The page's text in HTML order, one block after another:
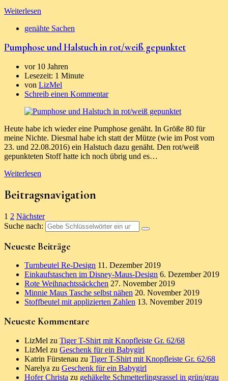
Weiterlesen
genähte Sachen
Pumphose und Halstuch in rot/weiß gepunktet
vor 10 Jahren
Lesezeit: 1 Minute
von LizMel
Schreib einen Kommentar
Heute habe ich wieder eine Pumphose genäht. In Größe 80 für
meine Nichte. Diesmal habe ich statt der Mütze (wie im Post vom
23. und 22.08.2016) ein Halstuch dazu genäht. Den rot/weiß
gepunkteten Stoff hatte ich noch übrig und es…
Weiterlesen
Beitragsnavigation
1 2 Nächster
Suche nach:
Neueste Beiträge
Turnbeutel Re-Design 11. Dezember 2019
Einkaufstaschen im Disney-Maus-Design 6. Dezember 2019
Rote Weihnachtssäckchen 27. November 2019
Minnie Maus Tasche selbst nähen 20. November 2019
Stoffbeutel mit applizierten Zahlen 13. November 2019
Neueste Kommentare
LizMel zu Tiger T-Shirt mit Knopfleiste Gr. 62/68
LizMel zu Geschenk für ein Babygirl
Katrin Fürstenau zu Tiger T-Shirt mit Knopfleiste Gr. 62/68
Narelya zu Geschenk für ein Babygirl
Hofer Christa zu gehäkelte Schmetterlingsrassel in grün/grau